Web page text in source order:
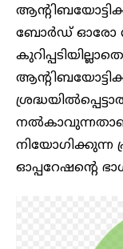
ബോർഡ് ഓരോ
ഓപ്പറേഷന്റെ